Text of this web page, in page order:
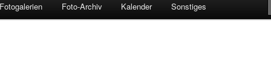
Fotogalerien Foto-Archiv Kalender Sonstiges